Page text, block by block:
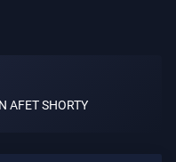
AFET SHORTY